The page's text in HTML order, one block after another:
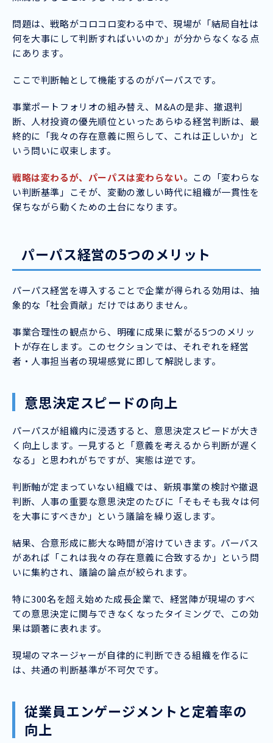
問題は、戦略がコロコロ変わる中で、現場が「結局自社は
何を大事にして判断すればいいのか」が分からなくなる点
にあります。
ここで判断軸として機能するのがパーパスです。
事業ポートフォリオの組み替え、M&Aの是非、撤退判
断、人材投資の優先順位といったあらゆる経営判断は、最
終的に「我々の存在意義に照らして、これは正しいか」と
いう問いに収束します。
戦略は変わるが、パーパスは変わらない。この「変わらな
い判断基準」こそが、変動の激しい時代に組織が一貫性を
保ちながら動くための土台になります。
パーパス経営の5つのメリット
パーパス経営を導入することで企業が得られる効用は、抽
象的な「社会貢献」だけではありません。
事業合理性の観点から、明確に成果に繋がる5つのメリッ
トが存在します。このセクションでは、それぞれを経営
者・人事担当者の現場感覚に即して解説します。
意思決定スピードの向上
パーパスが組織内に浸透すると、意思決定スピードが大き
く向上します。一見すると「意義を考えるから判断が遅く
なる」と思われがちですが、実態は逆です。
判断軸が定まっていない組織では、新規事業の検討や撤退
判断、人事の重要な意思決定のたびに「そもそも我々は何
を大事にすべきか」という議論を繰り返します。
結果、合意形成に膨大な時間が溶けていきます。パーパス
があれば「これは我々の存在意義に合致するか」という問
いに集約され、議論の論点が絞られます。
特に300名を超え始めた成長企業で、経営陣が現場のすべ
ての意思決定に関与できなくなったタイミングで、この効
果は顕著に表れます。
現場のマネージャーが自律的に判断できる組織を作るに
は、共通の判断基準が不可欠です。
従業員エンゲージメントと定着率の
向上